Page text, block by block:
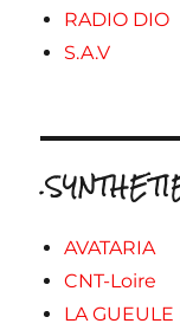
RADIO DIO
S.A.V
AVATARIA
CNT-Loire
LA